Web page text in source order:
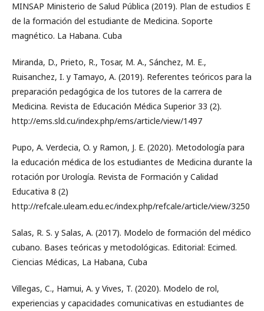
MINSAP Ministerio de Salud Pública (2019). Plan de estudios E
de la formación del estudiante de Medicina. Soporte
magnético. La Habana. Cuba
Miranda, D., Prieto, R., Tosar, M. A., Sánchez, M. E.,
Ruisanchez, I. y Tamayo, A. (2019). Referentes teóricos para la
preparación pedagógica de los tutores de la carrera de
Medicina. Revista de Educación Médica Superior 33 (2).
http://ems.sld.cu/index.php/ems/article/view/1497
Pupo, A. Verdecia, O. y Ramon, J. E. (2020). Metodología para
la educación médica de los estudiantes de Medicina durante la
rotación por Urología. Revista de Formación y Calidad
Educativa 8 (2)
http://refcale.uleam.edu.ec/index.php/refcale/article/view/3250
Salas, R. S. y Salas, A. (2017). Modelo de formación del médico
cubano. Bases teóricas y metodológicas. Editorial: Ecimed.
Ciencias Médicas, La Habana, Cuba
Villegas, C., Hamui, A. y Vives, T. (2020). Modelo de rol,
experiencias y capacidades comunicativas en estudiantes de